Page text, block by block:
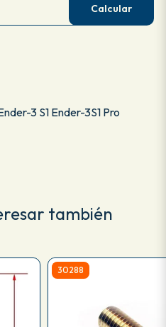
Calcular
3 S1 Ender-3S1 Pro
también
30288